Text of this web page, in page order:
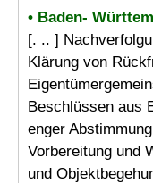
• Baden-
[. .. ]
Klärung von
Beschlüssen aus
enger
Vorbereitung und
und